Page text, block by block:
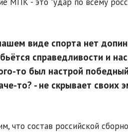
виде спорта нет
справедливости и
то был настрой
то? - не скрывает своих
что состав российской